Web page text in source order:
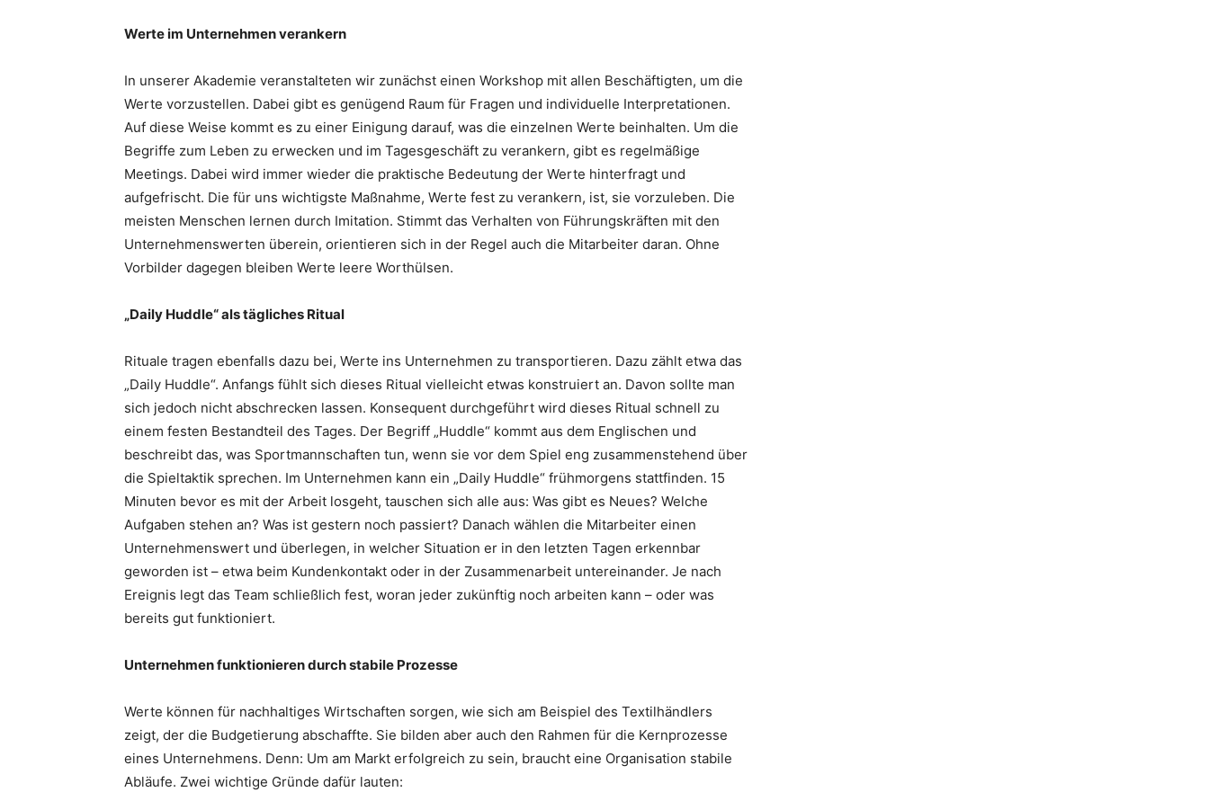
Werte im Unternehmen verankern
In unserer Akademie veranstalteten wir zunächst einen Workshop mit allen Beschäftigten, um die
Werte vorzustellen. Dabei gibt es genügend Raum für Fragen und individuelle Interpretationen.
Auf diese Weise kommt es zu einer Einigung darauf, was die einzelnen Werte beinhalten. Um die
Begriffe zum Leben zu erwecken und im Tagesgeschäft zu verankern, gibt es regelmäßige
Meetings. Dabei wird immer wieder die praktische Bedeutung der Werte hinterfragt und
aufgefrischt. Die für uns wichtigste Maßnahme, Werte fest zu verankern, ist, sie vorzuleben. Die
meisten Menschen lernen durch Imitation. Stimmt das Verhalten von Führungskräften mit den
Unternehmenswerten überein, orientieren sich in der Regel auch die Mitarbeiter daran. Ohne
Vorbilder dagegen bleiben Werte leere Worthülsen.
„Daily Huddle“ als tägliches Ritual
Rituale tragen ebenfalls dazu bei, Werte ins Unternehmen zu transportieren. Dazu zählt etwa das
„Daily Huddle“. Anfangs fühlt sich dieses Ritual vielleicht etwas konstruiert an. Davon sollte man
sich jedoch nicht abschrecken lassen. Konsequent durchgeführt wird dieses Ritual schnell zu
einem festen Bestandteil des Tages. Der Begriff „Huddle“ kommt aus dem Englischen und
beschreibt das, was Sportmannschaften tun, wenn sie vor dem Spiel eng zusammenstehend über
die Spieltaktik sprechen. Im Unternehmen kann ein „Daily Huddle“ frühmorgens stattfinden. 15
Minuten bevor es mit der Arbeit losgeht, tauschen sich alle aus: Was gibt es Neues? Welche
Aufgaben stehen an? Was ist gestern noch passiert? Danach wählen die Mitarbeiter einen
Unternehmenswert und überlegen, in welcher Situation er in den letzten Tagen erkennbar
geworden ist – etwa beim Kundenkontakt oder in der Zusammenarbeit untereinander. Je nach
Ereignis legt das Team schließlich fest, woran jeder zukünftig noch arbeiten kann – oder was
bereits gut funktioniert.
Unternehmen funktionieren durch stabile Prozesse
Werte können für nachhaltiges Wirtschaften sorgen, wie sich am Beispiel des Textilhändlers
zeigt, der die Budgetierung abschaffte. Sie bilden aber auch den Rahmen für die Kernprozesse
eines Unternehmens. Denn: Um am Markt erfolgreich zu sein, braucht eine Organisation stabile
Abläufe. Zwei wichtige Gründe dafür lauten: